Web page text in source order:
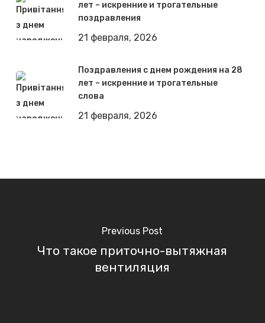
лет – искренние и трогательные
поздравления
21 февраля, 2026
Поздравления с днем рождения на 28
лет – искренние и трогательные
слова
21 февраля, 2026
Previous Post
Что такое приточно-вытяжная
вентиляция